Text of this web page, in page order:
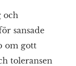
och
sansade
om gott
toleransen